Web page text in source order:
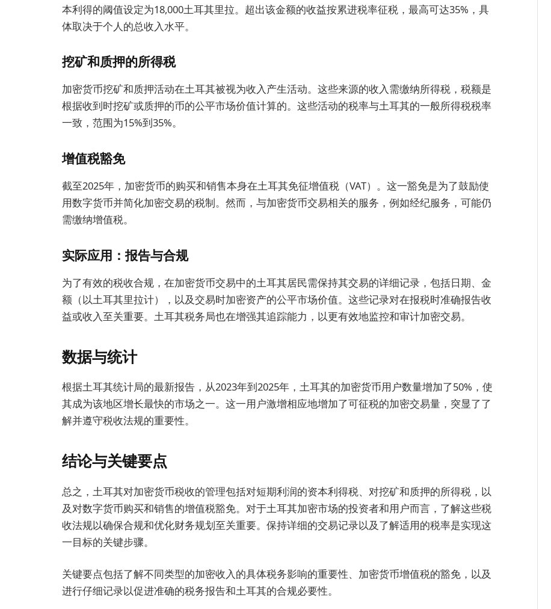
本利得的阈值设定为18,000土耳其里拉。超出该金额的收益按累进税率征税，最高可达35%，具
体取决于个人的总收入水平。
挖矿和质押的所得税
加密货币挖矿和质押活动在土耳其被视为收入产生活动。这些来源的收入需缴纳所得税，税额是
根据收到时挖矿或质押的币的公平市场价值计算的。这些活动的税率与土耳其的一般所得税税率
一致，范围为15%到35%。
增值税豁免
截至2025年，加密货币的购买和销售本身在土耳其免征增值税（VAT）。这一豁免是为了鼓励使
用数字货币并简化加密交易的税制。然而，与加密货币交易相关的服务，例如经纪服务，可能仍
需缴纳增值税。
实际应用：报告与合规
为了有效的税收合规，在加密货币交易中的土耳其居民需保持其交易的详细记录，包括日期、金
额（以土耳其里拉计），以及交易时加密资产的公平市场价值。这些记录对在报税时准确报告收
益或收入至关重要。土耳其税务局也在增强其追踪能力，以更有效地监控和审计加密交易。
数据与统计
根据土耳其统计局的最新报告，从2023年到2025年，土耳其的加密货币用户数量增加了50%，使
其成为该地区增长最快的市场之一。这一用户激增相应地增加了可征税的加密交易量，突显了了
解并遵守税收法规的重要性。
结论与关键要点
总之，土耳其对加密货币税收的管理包括对短期利润的资本利得税、对挖矿和质押的所得税，以
及对数字货币购买和销售的增值税豁免。对于土耳其加密市场的投资者和用户而言，了解这些税
收法规以确保合规和优化财务规划至关重要。保持详细的交易记录以及了解适用的税率是实现这
一目标的关键步骤。
关键要点包括了解不同类型的加密收入的具体税务影响的重要性、加密货币增值税的豁免，以及
进行仔细记录以促进准确的税务报告和土耳其的合规必要性。